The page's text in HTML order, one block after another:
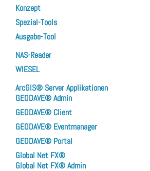
Konzept
Spezial-Tools
Ausgabe-Tool
NAS-Reader
WIESEL
ArcGIS® Server Applikationen
GEODAVE® Admin
GEODAVE® Client
GEODAVE® Eventmanager
GEODAVE® Portal
Global Net FX®
Global Net FX® Admin